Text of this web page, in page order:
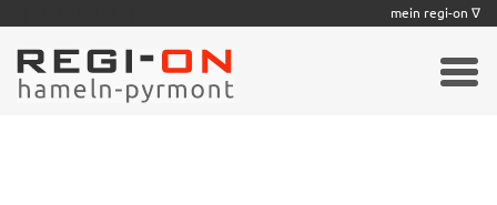
mein regi-on ∇